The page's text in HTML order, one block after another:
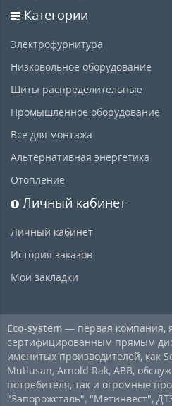
Категории
Электрофурнитура
Низковольное оборудование
Щиты распределительные
Промышленное оборудование
Все для монтажа
Альтернативная энергетика
Отопление
Личный кабинет
Личный кабинет
История заказов
Мои закладки
Eco-system — первая компания,
сертифицированным прямым
именитых производителей, как
Mutlusan, Arnold Rak, ABB,
потребителя, так и огромные
"Запорожсталь", "Метинвест",